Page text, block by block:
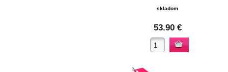
skladom
53.90 €